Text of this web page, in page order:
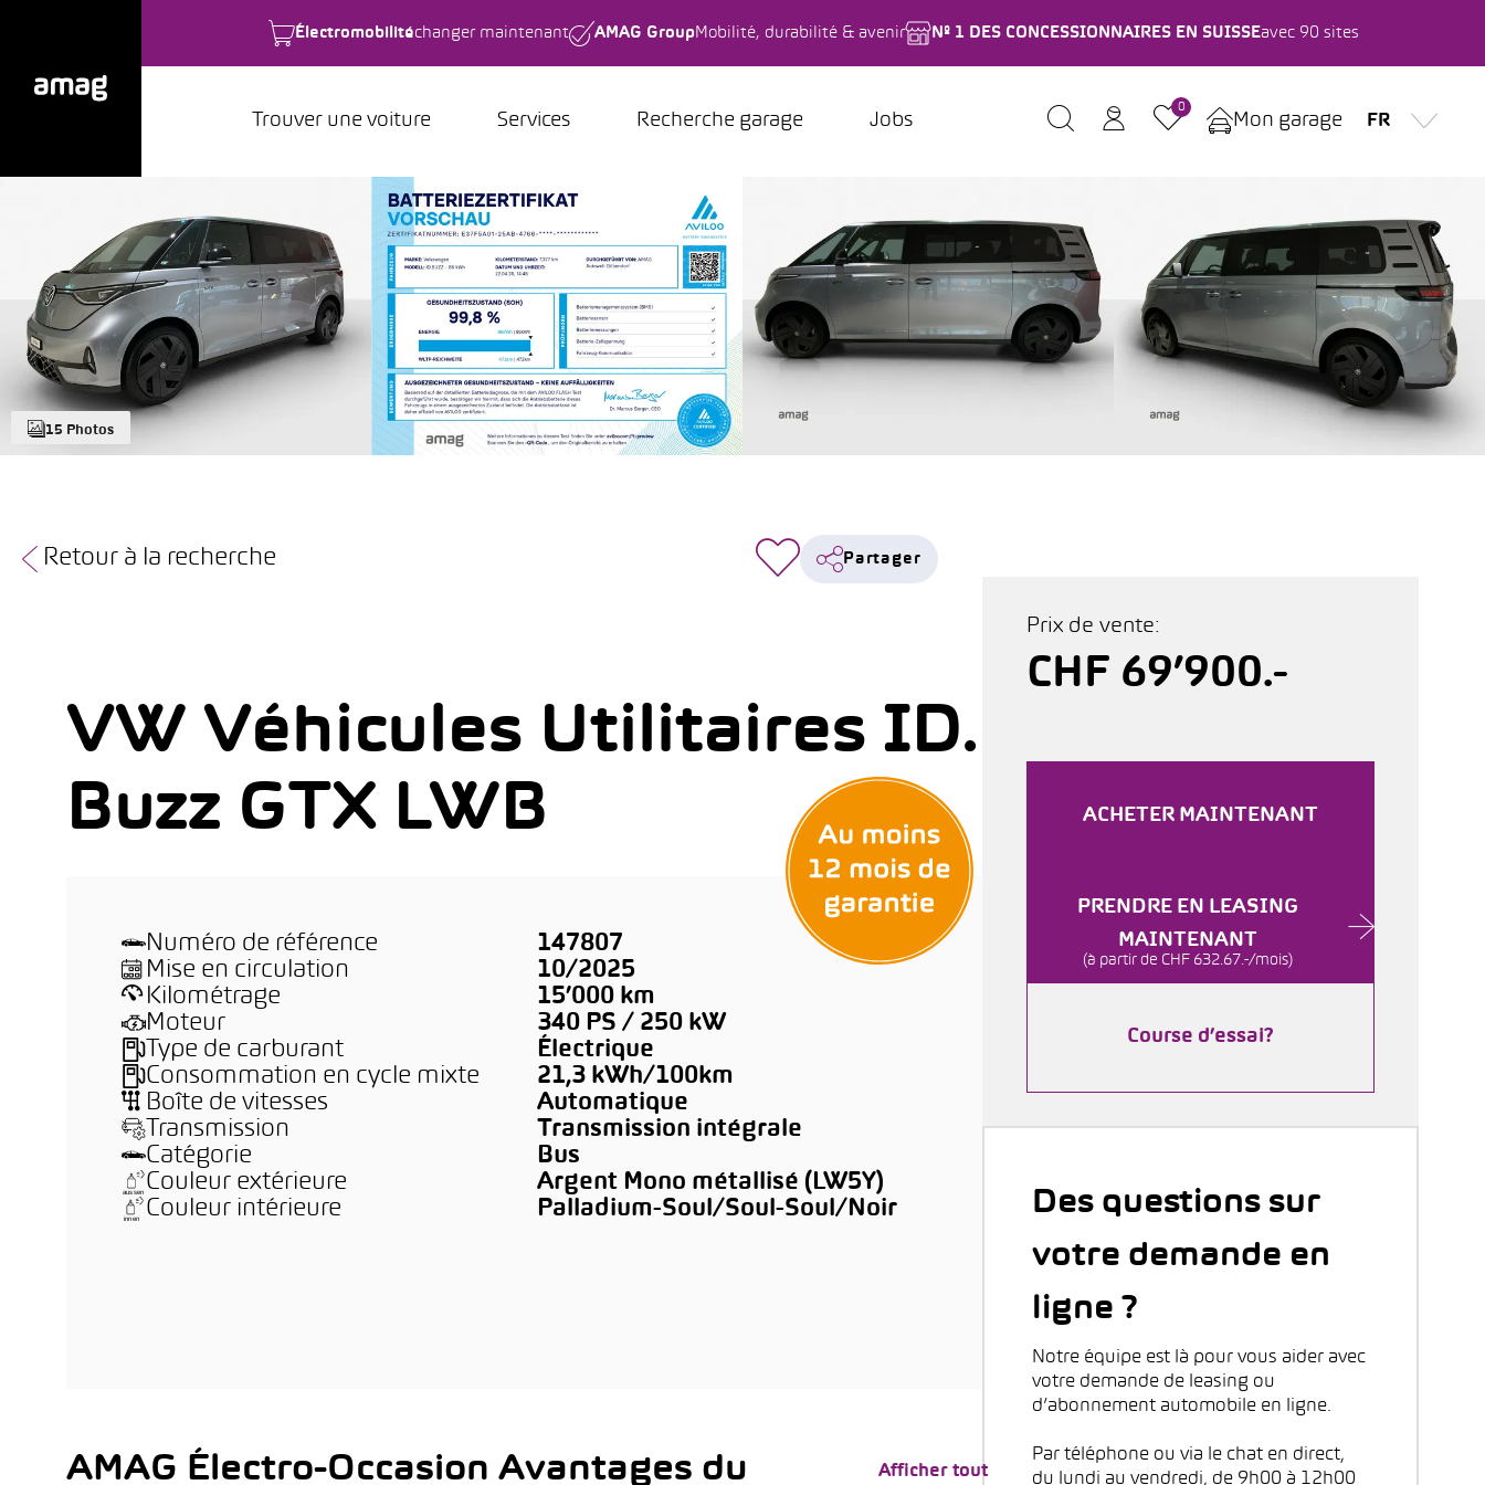
Électromobilitéchanger maintenant AMAG Group Mobilité, durabilité & avenir Nº 1 DES CONCESSIONNAIRES EN SUISSEavec 90 sites
Trouver une voiture Services Recherche garage Jobs
0
Mon garage FR
15 Photos
Retour à la recherche Partager
VW Véhicules Utilitaires ID.
Buzz GTX LWB
Numéro de référence
147807
Mise en circulation
10/2025
Kilométrage
15’000 km
Moteur
340 PS / 250 kW
Type de carburant
Électrique
Consommation en cycle mixte
21,3 kWh/100km
Boîte de vitesses
Automatique
Transmission
Transmission intégrale
Catégorie
Bus
Couleur extérieure
Argent Mono métallisé (LW5Y)
Couleur intérieure
Palladium-Soul/Soul-Soul/Noir
AMAG Électro-Occasion Avantages du
Afficher tout
Prix de vente:
CHF 69’900.-
ACHETER MAINTENANT
PRENDRE EN LEASING
MAINTENANT
(à partir de CHF 632.67.-/mois)
Course d’essai?
Des questions sur
votre demande en
ligne ?
Notre équipe est là pour vous aider avec
votre demande de leasing ou
d’abonnement automobile en ligne.
Par téléphone ou via le chat en direct,
du lundi au vendredi, de 9h00 à 12h00